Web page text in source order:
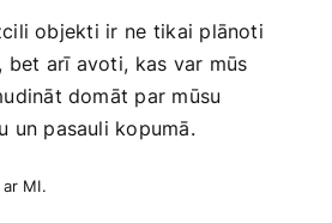
objekti‌ ir‍ ne⁤ tikai plānoti
bet arī avoti,⁤ kas var mūs‌
domāt par mūsu
un pasauli kopumā.
MI.